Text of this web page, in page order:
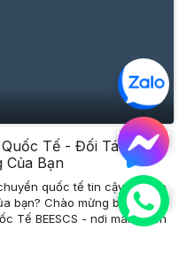
Tế - Đối Tác Đáng
Của Bạn
quốc tế tin cậy để đáp
bạn? Chào mừng bạn đến
Tế BEESCS - nơi mang đến